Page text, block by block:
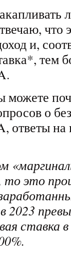
что
и,
тем
о
ответы
то это
2023
ставка